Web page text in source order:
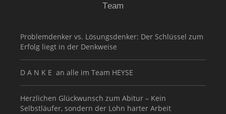
Team
Problemdenker vs. Lösungsdenker: Der Schlüssel zum
Erfolg liegt in der Denkweise
D A N K E an alle im Team HEYSE
Herzlichen Glückwunsch zum Abitur – Kein
Selbstläufer, sondern der Lohn harter Arbeit